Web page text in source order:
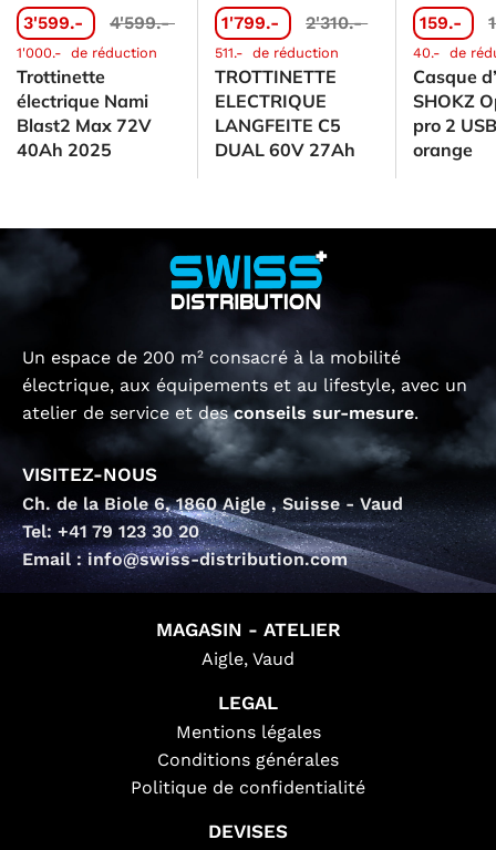
3'599.- 4'599.-
1'000.- de réduction
Trottinette
électrique Nami
Blast2 Max 72V
40Ah 2025
1'799.- 2'310.-
511.- de réduction
TROTTINETTE
ELECTRIQUE
LANGFEITE C5
DUAL 60V 27Ah
159.-
40.- de
Casque
SHOKZ
pro 2
orange
Un espace de 200 m² consacré à la mobilité
électrique, aux équipements et au lifestyle, avec un
atelier de service et desconseils sur-mesure.
VISITEZ-NOUS
Ch. de la Biole 6, 1860 Aigle , Suisse - Vaud
Tel: +41 79 123 30 20
Email : info@swiss-distribution.com
MAGASIN - ATELIER
Aigle, Vaud
LEGAL
Mentions légales
Conditions générales
Politique de confidentialité
DEVISES